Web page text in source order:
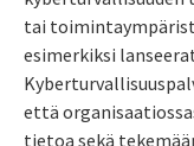
tai
esimerkiksi
että
tietoa sekä